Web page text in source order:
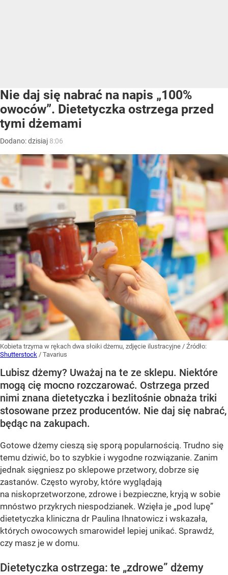
Nie daj się nabrać na napis „100%
owoców”. Dietetyczka ostrzega przed
tymi dżemami
Dodano:dzisiaj 8:06
Kobieta trzyma w rękach dwa słoiki dżemu, zdjęcie ilustracyjne / Źródło:
Shutterstock / Tavarius
Lubisz dżemy? Uważaj na te ze sklepu. Niektóre
mogą cię mocno rozczarować. Ostrzega przed
nimi znana dietetyczka i bezlitośnie obnaża triki
stosowane przez producentów. Nie daj się nabrać,
będąc na zakupach.
Gotowe dżemy cieszą się sporą popularnością. Trudno się
temu dziwić, bo to szybkie i wygodne rozwiązanie. Zanim
jednak sięgniesz po sklepowe przetwory, dobrze się
zastanów. Często wyroby, które wyglądają
na niskoprzetworzone, zdrowe i bezpieczne, kryją w sobie
mnóstwo przykrych niespodzianek. Wzięła je „pod lupę”
dietetyczka kliniczna dr Paulina Ihnatowicz i wskazała,
których owocowych smarowideł lepiej unikać. Sprawdź,
czy masz je w domu.
Dietetyczka ostrzega: te „zdrowe” dżemy